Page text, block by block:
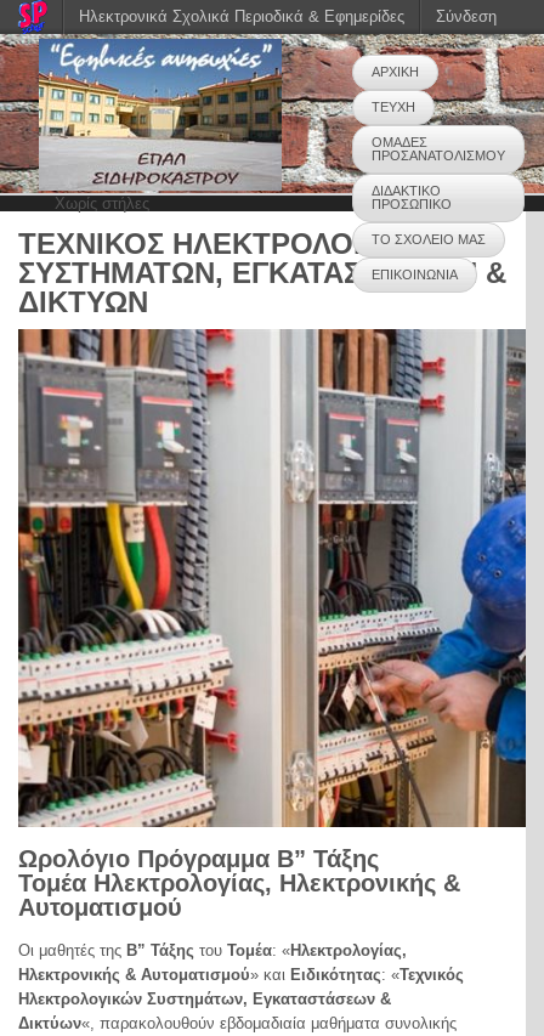
ΑΡΧΙΚΗ
ΤΕΥΧΗ
ΟΜΑΔΕΣ
ΠΡΟΣΑΝΑΤΟΛΙΣΜΟΥ
ΔΙΔΑΚΤΙΚΟ
ΠΡΟΣΩΠΙΚΟ
ΤΟ ΣΧΟΛΕΙΟ ΜΑΣ
ΕΠΙΚΟΙΝΩΝΙΑ
Χωρίς στήλες
ΤΕΧΝΙΚΟΣ ΗΛΕΚΤΡΟΛΟΓΙΚΩΝ
ΣΥΣΤΗΜΑΤΩΝ, ΕΓΚΑΤΑΣΤΑΣΕΩΝ &
ΔΙΚΤΥΩΝ
Ωρολόγιο Πρόγραμμα Β” Τάξης
Τομέα Ηλεκτρολογίας, Ηλεκτρονικής &
Αυτοματισμού
Οι μαθητές της Β” Τάξης του Τομέα: «Ηλεκτρολογίας,
Ηλεκτρονικής & Αυτοματισμού» και Ειδικότητας: «Τεχνικός
Ηλεκτρολογικών Συστημάτων, Εγκαταστάσεων &
Δικτύων«, παρακολουθούν εβδομαδιαία μαθήματα συνολικής
Ηλεκτρονικά Σχολικά Περιοδικά & Εφημερίδες Σύνδεση